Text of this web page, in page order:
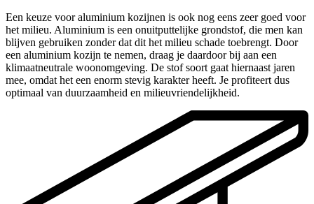
Een keuze voor aluminium kozijnen is ook nog eens zeer goed voor
het milieu. Aluminium is een onuitputtelijke grondstof, die men kan
blijven gebruiken zonder dat dit het milieu schade toebrengt. Door
een aluminium kozijn te nemen, draag je daardoor bij aan een
klimaatneutrale woonomgeving. De stof soort gaat hiernaast jaren
mee, omdat het een enorm stevig karakter heeft. Je profiteert dus
optimaal van duurzaamheid en milieuvriendelijkheid.